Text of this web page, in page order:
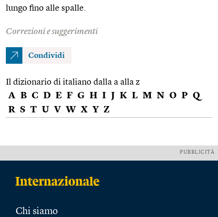
lungo fino alle spalle.
Correzioni e suggerimenti
Condividi
Il dizionario di italiano dalla a alla z
A B C D E F G H I J K L M N O P Q
R S T U V W X Y Z
PUBBLICITÀ
Chi siamo